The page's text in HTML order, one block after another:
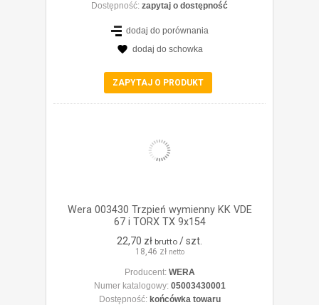
Dostępność: zapytaj o dostępność
dodaj do porównania
dodaj do schowka
ZAPYTAJ O PRODUKT
Wera 003430 Trzpień wymienny KK VDE
67 i TORX TX 9x154
22,70 zł brutto / szt.
18,46 zł netto
Producent: WERA
Numer katalogowy: 05003430001
Dostępność: końcówka towaru